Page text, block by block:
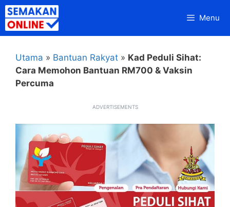
Skip
to
content
Menu
Utama » Bantuan Rakyat » Kad Peduli Sihat:
Cara Memohon Bantuan RM700 & Vaksin
Percuma
ADVERTISEMENTS